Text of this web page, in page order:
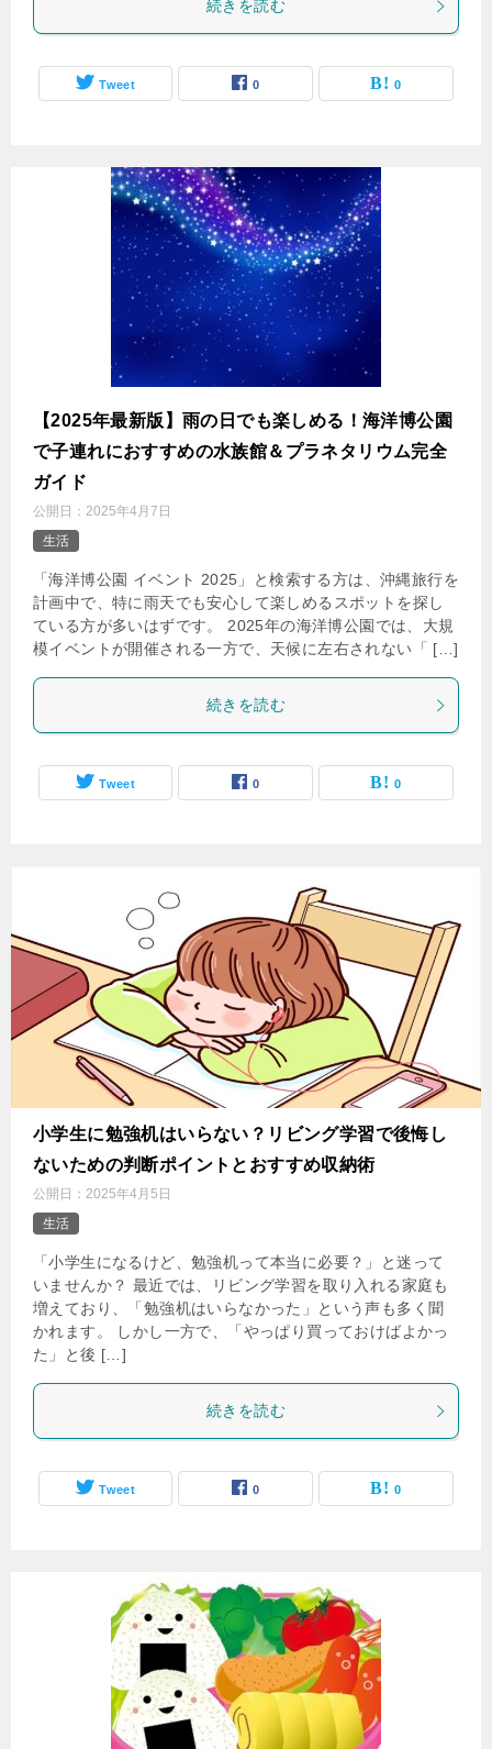
続きを読む
Tweet 0 0
【2025年最新版】雨の日でも楽しめる！海洋博公園
で子連れにおすすめの水族館＆プラネタリウム完全
ガイド
公開日： 2025年4月7日
生活
「海洋博公園 イベント 2025」と検索する方は、沖縄旅行を
計画中で、特に雨天でも安心して楽しめるスポットを探し
ている方が多いはずです。 2025年の海洋博公園では、大規
模イベントが開催される一方で、天候に左右されない「 […]
続きを読む
Tweet 0 0
小学生に勉強机はいらない？リビング学習で後悔し
ないための判断ポイントとおすすめ収納術
公開日： 2025年4月5日
生活
「小学生になるけど、勉強机って本当に必要？」と迷って
いませんか？ 最近では、リビング学習を取り入れる家庭も
増えており、「勉強机はいらなかった」という声も多く聞
かれます。 しかし一方で、「やっぱり買っておけばよかっ
た」と後 […]
続きを読む
Tweet 0 0